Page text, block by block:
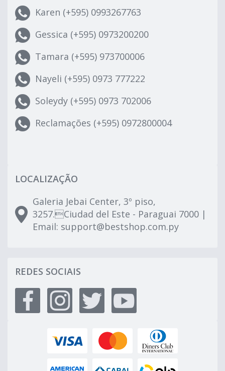
Karen (+595) 0993267763
Gessica (+595) 0973200200
Tamara (+595) 973700006
Nayeli (+595) 0973 777222
Soleydy (+595) 0973 702006
Reclamações (+595) 0972800004
LOCALIZAÇÃO
Galeria Jebai Center, 3º piso,
3257.Ciudad del Este - Paraguai 7000 |
Email: support@bestshop.com.py
REDES SOCIAIS